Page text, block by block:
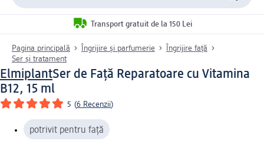
Transport gratuit de la 150 Lei
Pagina principală Îngrijire și parfumerie
Îngrijire față
Ser și tratament
ElmiplantSer de Față Reparatoare cu Vitamina
B12, 15 ml
5 (6 Recenzii)
potrivit pentru față